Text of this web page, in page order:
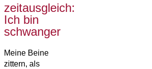
zeitausgleich:
Ich bin
schwanger
Meine Beine
zittern, als